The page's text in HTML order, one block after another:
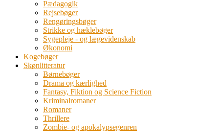
Pædagogik
Rejsebøger
Rengøringsbøger
Strikke og hæklebøger
Sygepleje - og lægevidenskab
Økonomi
Kogebøger
Skønlitteratur
Børnebøger
Drama og kærlighed
Fantasy, Fiktion og Science Fiction
Kriminalromaner
Romaner
Thrillere
Zombie- og apokalypsegenren